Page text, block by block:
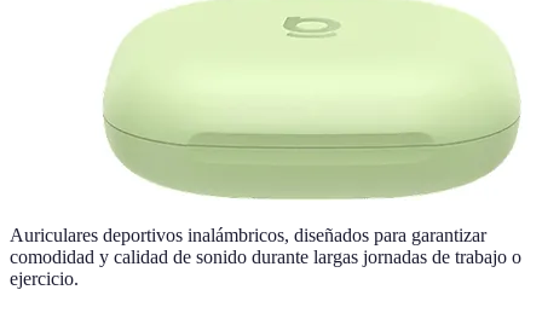
Auriculares deportivos inalámbricos, diseñados para garantizar
comodidad y calidad de sonido durante largas jornadas de trabajo o
ejercicio.